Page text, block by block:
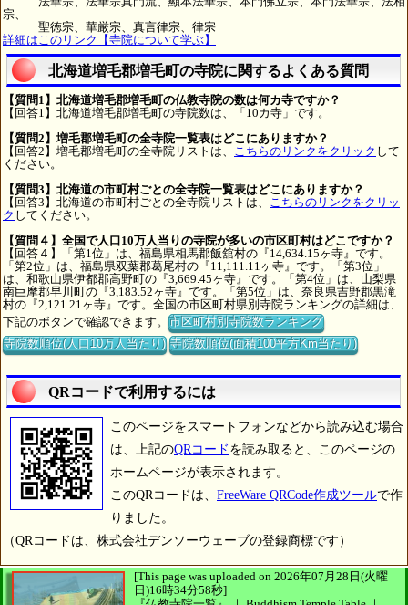
宗、
聖徳宗、華厳宗、真言律宗、律宗
詳細はこのリンク【寺院について学ぶ】
北海道増毛郡増毛町の寺院に関するよくある質問
【質問1】北海道増毛郡増毛町の仏教寺院の数は何カ寺ですか？
【回答1】北海道増毛郡増毛町の寺院数は、「10カ寺」です。
【質問2】増毛郡増毛町の全寺院一覧表はどこにありますか？
【回答2】増毛郡増毛町の全寺院リストは、 こちらのリンクをクリック して
ください。
【質問3】北海道の市町村ごとの全寺院一覧表はどこにありますか？
【回答3】北海道の市町村ごとの全寺院リストは、 こちらのリンクをクリッ
ク してください。
【質問４】全国で人口10万人当りの寺院が多いの市区町村はどこですか？
【回答４】「第1位」は、福島県相馬郡飯舘村の『14,634.15ヶ寺』です。
「第2位」は、福島県双葉郡葛尾村の『11,111.11ヶ寺』です。「第3位」
は、和歌山県伊都郡高野町の『3,669.45ヶ寺』です。「第4位」は、山梨県
南巨摩郡早川町の『3,183.52ヶ寺』です。「第5位」は、奈良県吉野郡黒滝
村の『2,121.21ヶ寺』です。全国の市区町村県別寺院ランキングの詳細は、
下記のボタンで確認できます。市区町村別寺院数ランキング
寺院数順位(人口10万人当たり) 寺院数順位(面積100平方Km当たり)
QRコードで利用するには
このページをスマートフォンなどから読み込む場合
は、上記のQRコード を読み取ると、このページの
ホームページが表示されます。
このQRコードは、 FreeWare QRCode作成ツールで作
りました。
（QRコードは、株式会社デンソーウェーブの登録商標です）
[This page was uploaded on 2026年07月28日(火曜
日)16時34分58秒]